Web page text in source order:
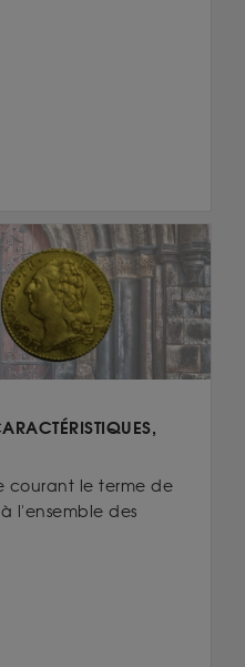
courant le terme de
l'ensemble des